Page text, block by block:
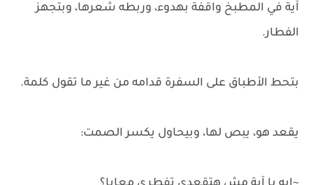
آية في المطبخ واقفة بهدوء، وربطه شعرها، وبتجهز
الفطار.
بتحط الأطباق على السفرة قدامه من غير ما تقول كلمة.
يقعد هو، يبص لها، وبيحاول يكسر الصمت: